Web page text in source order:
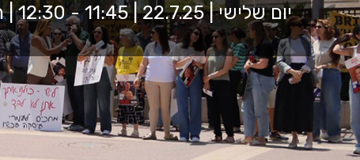
יום שלישי | 22.7.25 | 11:45 - 12:30 | הכיכר המרכזית